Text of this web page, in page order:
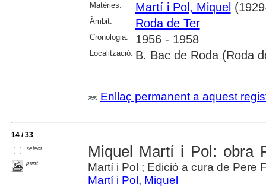
Matèries: Martí i Pol, Miquel
Àmbit: Roda de Ter
Cronologia: 1956 - 1958
Localització: B. Bac de Roda (Roda
Enllaç permanent a aquest
14 / 33
select
print
Miquel Martí i Pol: obra
Martí i Pol ; Edició a cura de Pere
Martí i Pol, Miquel